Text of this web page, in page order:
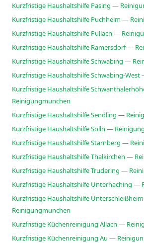
Kurzfristige Haushaltshilfe Pasing —
Kurzfristige Haushaltshilfe Puchheim —
Kurzfristige Haushaltshilfe Pullach —
Kurzfristige Haushaltshilfe Ramersdorf —
Kurzfristige Haushaltshilfe Schwabing —
Kurzfristige Haushaltshilfe Schwabing-
Kurzfristige Haushaltshilfe
Reinigungmunchen
Kurzfristige Haushaltshilfe Sendling —
Kurzfristige Haushaltshilfe Solln —
Kurzfristige Haushaltshilfe Starnberg —
Kurzfristige Haushaltshilfe Thalkirchen —
Kurzfristige Haushaltshilfe Trudering —
Kurzfristige Haushaltshilfe Unterhaching —
Kurzfristige Haushaltshilfe
Reinigungmunchen
Kurzfristige Küchenreinigung Allach —
Kurzfristige Küchenreinigung Au —